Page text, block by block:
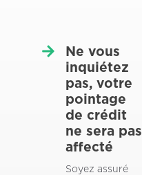
Ne vous
inquiétez
pas, votre
pointage
de crédit
ne sera pas
affecté
Soyez assuré